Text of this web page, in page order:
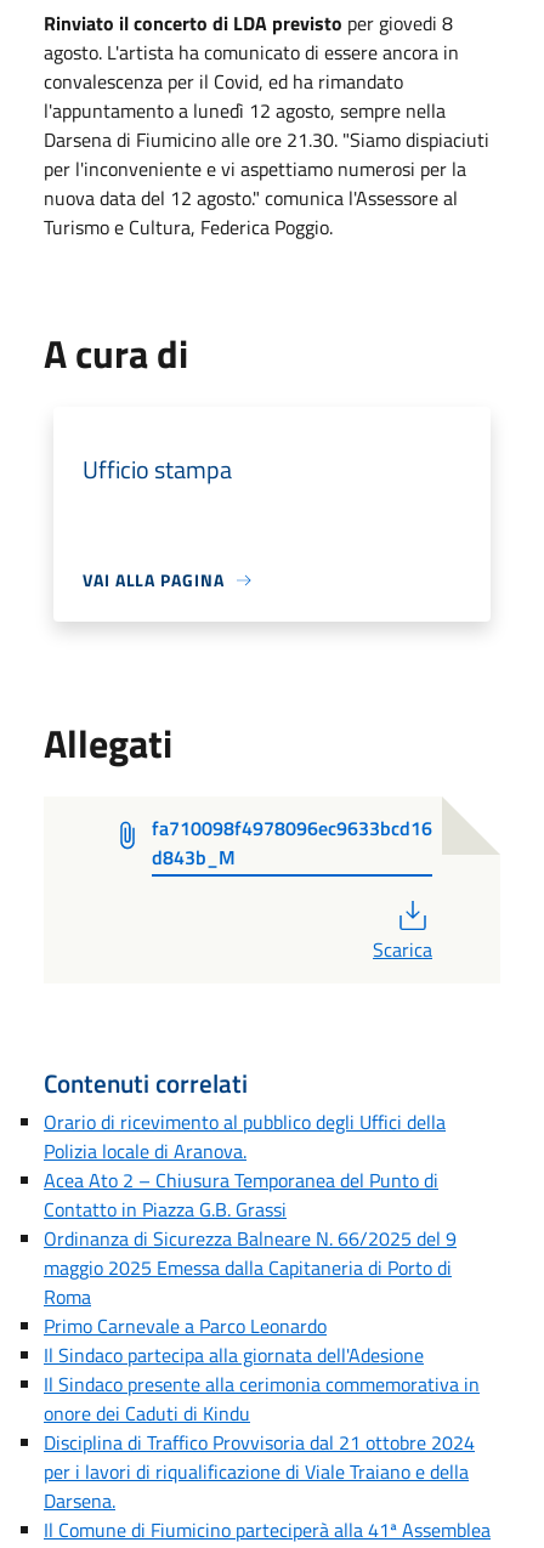
Rinviato il concerto di LDA previsto per giovedi 8
agosto. L'artista ha comunicato di essere ancora in
convalescenza per il Covid, ed ha rimandato
l'appuntamento a lunedì 12 agosto, sempre nella
Darsena di Fiumicino alle ore 21.30. "Siamo dispiaciuti
per l'inconveniente e vi aspettiamo numerosi per la
nuova data del 12 agosto." comunica l'Assessore al
Turismo e Cultura, Federica Poggio.
A cura di
Ufficio stampa
VAI ALLA PAGINA
Allegati
fa710098f4978096ec9633bcd16
d843b_M
Scarica
Contenuti correlati
Orario di ricevimento al pubblico degli Uffici della
Polizia locale di Aranova.
Acea Ato 2 – Chiusura Temporanea del Punto di
Contatto in Piazza G.B. Grassi
Ordinanza di Sicurezza Balneare N. 66/2025 del 9
maggio 2025 Emessa dalla Capitaneria di Porto di
Roma
Primo Carnevale a Parco Leonardo
Il Sindaco partecipa alla giornata dell'Adesione
Il Sindaco presente alla cerimonia commemorativa in
onore dei Caduti di Kindu
Disciplina di Traffico Provvisoria dal 21 ottobre 2024
per i lavori di riqualificazione di Viale Traiano e della
Darsena.
Il Comune di Fiumicino parteciperà alla 41ª Assemblea